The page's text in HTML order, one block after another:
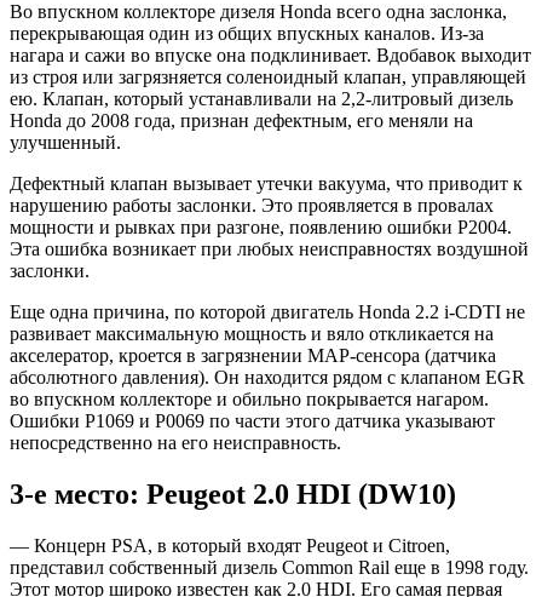
Во впускном коллекторе дизеля Honda всего одна заслонка,
перекрывающая один из общих впускных каналов. Из-за
нагара и сажи во впуске она подклинивает. Вдобавок выходит
из строя или загрязняется соленоидный клапан, управляющей
ею. Клапан, который устанавливали на 2,2-литровый дизель
Honda до 2008 года, признан дефектным, его меняли на
улучшенный.
Дефектный клапан вызывает утечки вакуума, что приводит к
нарушению работы заслонки. Это проявляется в провалах
мощности и рывках при разгоне, появлению ошибки P2004.
Эта ошибка возникает при любых неисправностях воздушной
заслонки.
Еще одна причина, по которой двигатель Honda 2.2 i-CDTI не
развивает максимальную мощность и вяло откликается на
акселератор, кроется в загрязнении MAP-сенсора (датчика
абсолютного давления). Он находится рядом с клапаном EGR
во впускном коллекторе и обильно покрывается нагаром.
Ошибки P1069 и P0069 по части этого датчика указывают
непосредственно на его неисправность.
3-е место: Peugeot 2.0 HDI (DW10)
— Концерн PSA, в который входят Peugeot и Citroen,
представил собственный дизель Common Rail еще в 1998 году.
Этот мотор широко известен как 2.0 HDI. Его самая первая